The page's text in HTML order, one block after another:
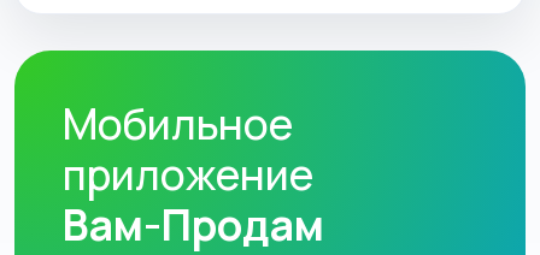
Мобильное
приложение
Вам-Продам